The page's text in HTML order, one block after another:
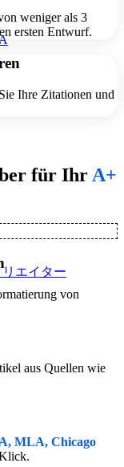
エイター
weniger als 3
ersten Entwurf.
Ihre Zitationen und
für Ihr A+
von
aus Quellen wie
MLA, Chicago